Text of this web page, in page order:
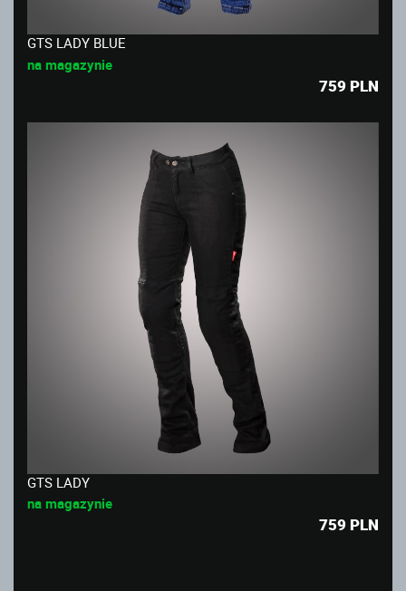
GTS LADY BLUE
na magazynie
759 PLN
GTS LADY
na magazynie
759 PLN